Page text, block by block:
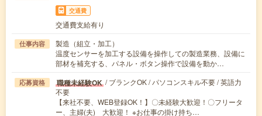
交通費
交通費支給有り
仕事内容
製造（組立・加工）
温度センサーを加工する設備を操作しての製造業務、設備に
部材を補充する、パネル・ボタン操作で設備を動か…
応募資格 職種未経験OK / ブランクOK / パソコンスキル不要 / 英語力
不要
【来社不要、WEB登録OK！】〇未経験大歓迎！〇フリータ
ー、主婦(夫) 大歓迎！ ※お仕事の掛け持ち…